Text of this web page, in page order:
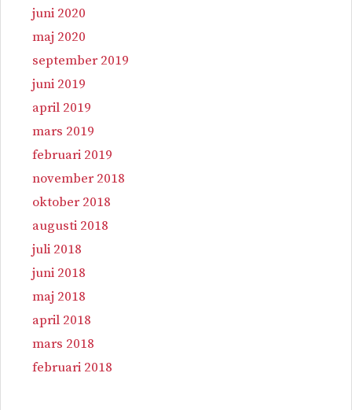
juni 2020
maj 2020
september 2019
juni 2019
april 2019
mars 2019
februari 2019
november 2018
oktober 2018
augusti 2018
juli 2018
juni 2018
maj 2018
april 2018
mars 2018
februari 2018